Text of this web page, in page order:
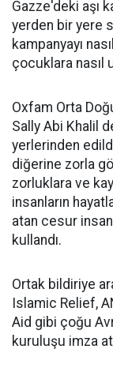
Gazze'deki aşı
yerden bir yere
kampanyayı
çocuklara nasıl
Oxfam Orta
Sally Abi Khalil
yerlerinden
diğerine zorla
zorluklara ve
insanların
atan cesur
kullandı.
Ortak bildiriye
Islamic Relief,
Aid gibi çoğu
kuruluşu imza